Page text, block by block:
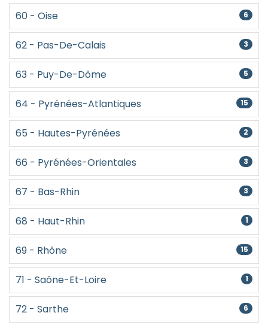
60 - Oise 6
62 - Pas-De-Calais 3
63 - Puy-De-Dôme 5
64 - Pyrénées-Atlantiques 15
65 - Hautes-Pyrénées 2
66 - Pyrénées-Orientales 3
67 - Bas-Rhin 3
68 - Haut-Rhin 1
69 - Rhône 15
71 - Saône-Et-Loire 1
72 - Sarthe 6